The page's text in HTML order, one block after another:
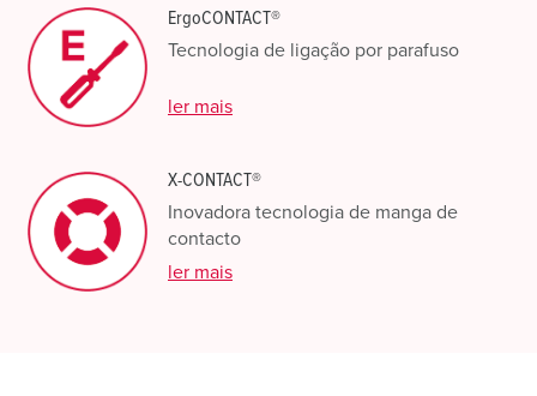
ErgoCONTACT®
Tecnologia de ligação por parafuso
ler mais
X-CONTACT®
Inovadora tecnologia de manga de
contacto
ler mais